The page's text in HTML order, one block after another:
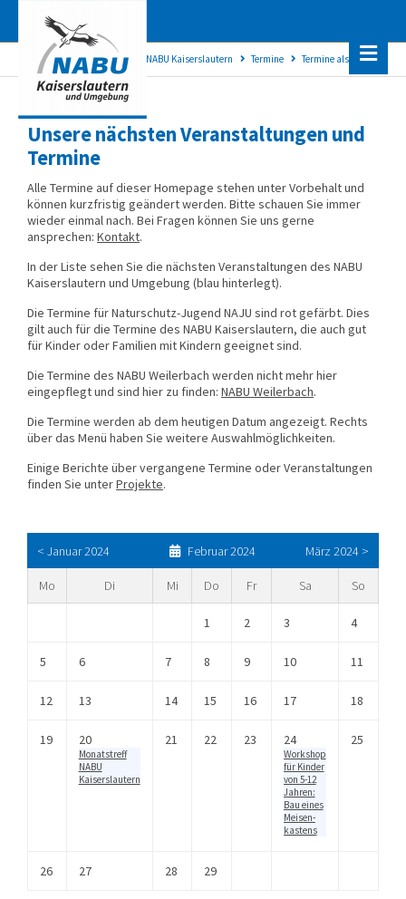
NABU Kaiserslautern Termine Termine als Kalender
Unsere nächsten Veranstaltungen und
Termine
Alle Termine auf dieser Homepage stehen unter Vorbehalt und
können kurzfristig geändert werden. Bitte schauen Sie immer
wieder einmal nach. Bei Fragen können Sie uns gerne
ansprechen: Kontakt.
In der Liste sehen Sie die nächsten Veranstaltungen des NABU
Kaiserslautern und Umgebung (blau hinterlegt).
Die Termine für Naturschutz-Jugend NAJU sind rot gefärbt. Dies
gilt auch für die Termine des NABU Kaiserslautern, die auch gut
für Kinder oder Familien mit Kindern geeignet sind.
Die Termine des NABU Weilerbach werden nicht mehr hier
eingepflegt und sind hier zu finden: NABU Weilerbach.
Die Termine werden ab dem heutigen Datum angezeigt. Rechts
über das Menü haben Sie weitere Auswahlmöglichkeiten.
Einige Berichte über vergangene Termine oder Veranstaltungen
finden Sie unterProjekte.
< Januar 2024 Februar 2024 März 2024 >
Mo Di Mi Do Fr Sa So
1 2 3 4
5 6 7 8 9 10 11
12 13 14 15 16 17 18
19 20
Monatstreff
NABU
Kaiserslautern
21 22 23 24
Workshop
für Kin­der
von 5-12
Jah­ren:
Bau eines
Meisen­
kas­tens
25
26 27 28 29